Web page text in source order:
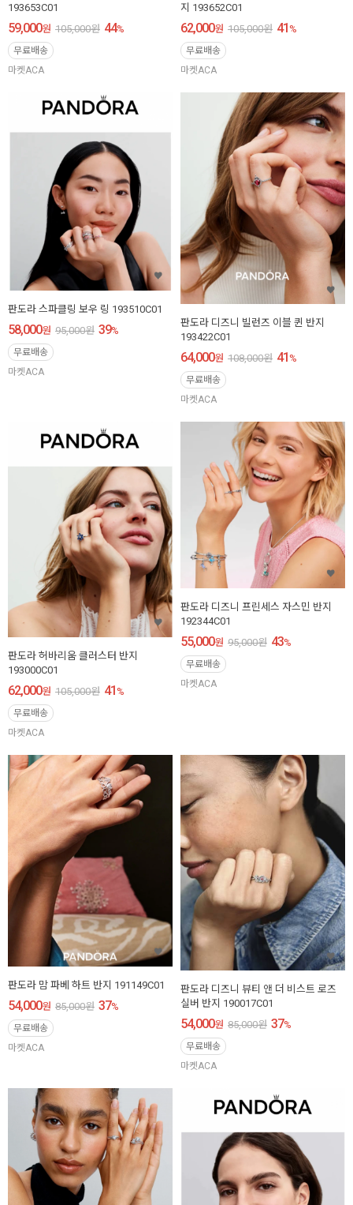
193653C01
59,000원 105,000원 44%
무료배송
마켓ACA
지 193652C01
62,000원 105,000원 41 %
무료배송
마켓ACA
판도라 스파클링 보우 링 193510C01
58,000원 95,000원 39%
무료배송
마켓ACA
판도라 디즈니 빌런즈 이블 퀸 반지
193422C01
64,000원 108,000원 41 %
무료배송
마켓ACA
판도라 허바리움 클러스터 반지
193000C01
62,000원 105,000원 41 %
무료배송
마켓ACA
판도라 디즈니 프린세스 자스민 반지
192344C01
55,000원 95,000원 43%
무료배송
마켓ACA
판도라 맘 파베 하트 반지 191149C01
54,000원 85,000원 37%
무료배송
마켓ACA
판도라 디즈니 뷰티 앤 더 비스트 로즈
실버 반지 190017C01
54,000원 85,000원 37%
무료배송
마켓ACA